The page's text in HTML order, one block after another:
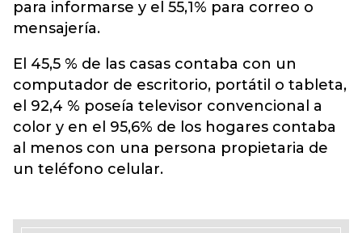
para informarse y el 55,1% para correo o
mensajería.
El 45,5 % de las casas contaba con un
computador de escritorio, portátil o tableta,
el 92,4 % poseía televisor convencional a
color y en el 95,6% de los hogares contaba
al menos con una persona propietaria de
un teléfono celular.